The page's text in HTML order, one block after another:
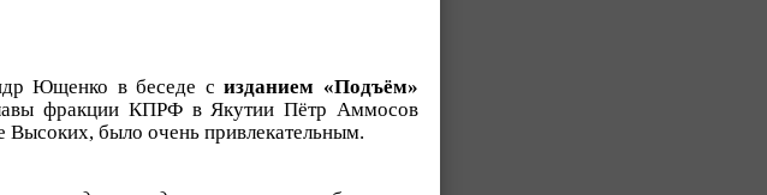
Ющенко в беседе сизданием «Подъём»
фракции КПРФ в Якутии Пётр Аммосов
Высоких, было очень привлекательным.